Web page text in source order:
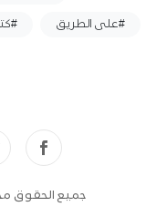
#على الطريق
جميع الحقوق